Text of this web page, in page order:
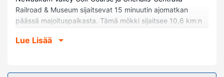
Railroad & Museum sijaitsevat 15 minuutin ajomatkan
päässä majoituspaikasta. Tämä mökki sijaitsee 10,6 km:n
päässä kohteesta Riversiden golfkenttä.
Tämä mökki tarjoaa käyttöösi takan. Huoneessa on patio.
Lue Lisää